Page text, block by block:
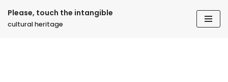
Sari
Please, touch the intangible
cultural heritage